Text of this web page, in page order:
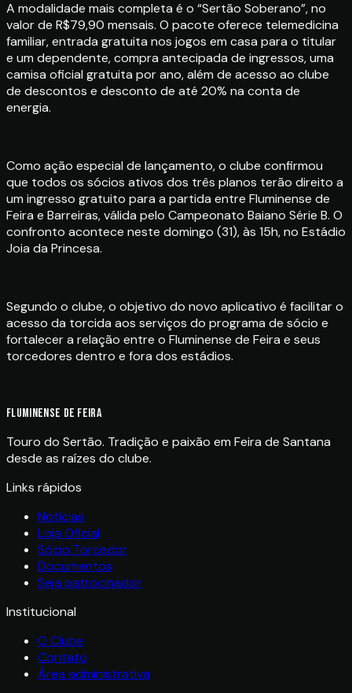
A modalidade mais completa é o “Sertão Soberano”, no
valor de R$79,90 mensais. O pacote oferece telemedicina
familiar, entrada gratuita nos jogos em casa para o titular
e um dependente, compra antecipada de ingressos, uma
camisa oficial gratuita por ano, além de acesso ao clube
de descontos e desconto de até 20% na conta de
energia.
Como ação especial de lançamento, o clube confirmou
que todos os sócios ativos dos três planos terão direito a
um ingresso gratuito para a partida entre Fluminense de
Feira e Barreiras, válida pelo Campeonato Baiano Série B. O
confronto acontece neste domingo (31), às 15h, no Estádio
Joia da Princesa.
Segundo o clube, o objetivo do novo aplicativo é facilitar o
acesso da torcida aos serviços do programa de sócio e
fortalecer a relação entre o Fluminense de Feira e seus
torcedores dentro e fora dos estádios.
FLUMINENSE DE FEIRA
Touro do Sertão. Tradição e paixão em Feira de Santana
desde as raízes do clube.
Links rápidos
Notícias
Loja Oficial
Sócio Torcedor
Documentos
Seja patrocinador
Institucional
O Clube
Contato
Área administrativa